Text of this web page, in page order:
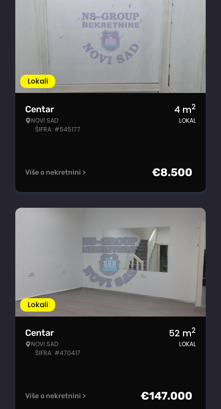
Lokali
Centar
NOVI SAD
ŠIFRA: #545177
4 m2
LOKAL
Više o nekretnini > €8.500
Lokali
Centar
NOVI SAD
ŠIFRA: #470417
52 m2
LOKAL
Više o nekretnini > €147.000